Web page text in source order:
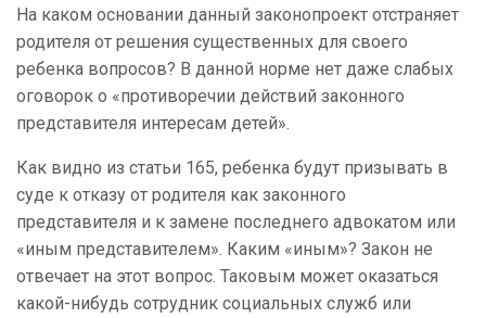
На каком основании данный законопроект отстраняет
родителя от решения существенных для своего
ребенка вопросов? В данной норме нет даже слабых
оговорок о «противоречии действий законного
представителя интересам детей».
Как видно из статьи 165, ребенка будут призывать в
суде к отказу от родителя как законного
представителя и к замене последнего адвокатом или
«иным представителем». Каким «иным»? Закон не
отвечает на этот вопрос. Таковым может оказаться
какой-нибудь сотрудник социальных служб или